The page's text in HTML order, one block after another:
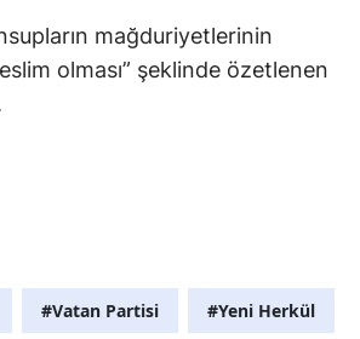
mağduriyetlerinin
olması” şeklinde özetlenen
#Vatan Partisi #Yeni Herkül